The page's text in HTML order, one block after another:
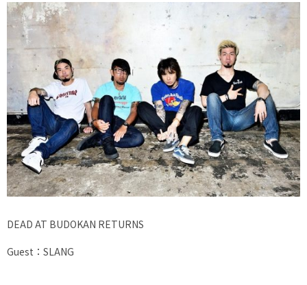
DEAD AT BUDOKAN RETURNS
Guest：SLANG